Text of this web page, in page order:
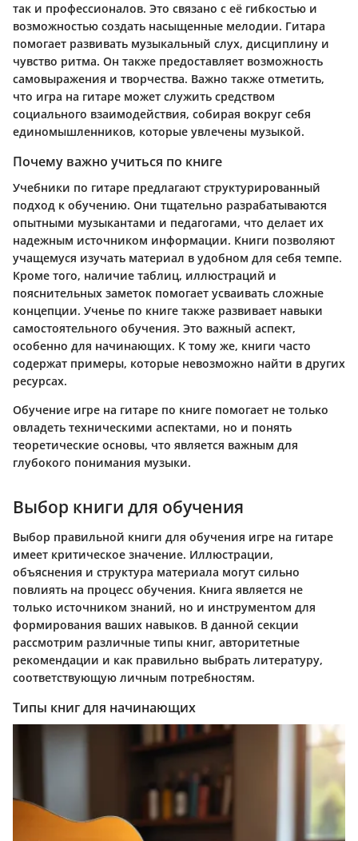
так и профессионалов. Это связано с её гибкостью и
возможностью создать насыщенные мелодии. Гитара
помогает развивать музыкальный слух, дисциплину и
чувство ритма. Он также предоставляет возможность
самовыражения и творчества. Важно также отметить,
что игра на гитаре может служить средством
социального взаимодействия, собирая вокруг себя
единомышленников, которые увлечены музыкой.
Почему важно учиться по книге
Учебники по гитаре предлагают структурированный
подход к обучению. Они тщательно разрабатываются
опытными музыкантами и педагогами, что делает их
надежным источником информации. Книги позволяют
учащемуся изучать материал в удобном для себя темпе.
Кроме того, наличие таблиц, иллюстраций и
пояснительных заметок помогает усваивать сложные
концепции. Ученье по книге также развивает навыки
самостоятельного обучения. Это важный аспект,
особенно для начинающих. К тому же, книги часто
содержат примеры, которые невозможно найти в других
ресурсах.
Обучение игре на гитаре по книге помогает не только
овладеть техническими аспектами, но и понять
теоретические основы, что является важным для
глубокого понимания музыки.
Выбор книги для обучения
Выбор правильной книги для обучения игре на гитаре
имеет критическое значение. Иллюстрации,
объяснения и структура материала могут сильно
повлиять на процесс обучения. Книга является не
только источником знаний, но и инструментом для
формирования ваших навыков. В данной секции
рассмотрим различные типы книг, авторитетные
рекомендации и как правильно выбрать литературу,
соответствующую личным потребностям.
Типы книг для начинающих